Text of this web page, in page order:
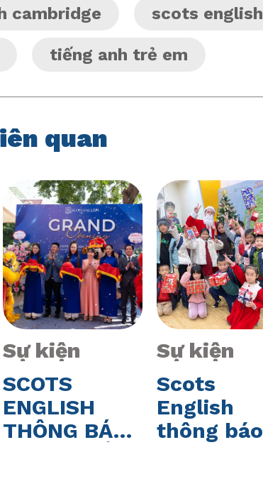
cambridge scots english
tiếng anh trẻ em
quan
Sự kiện
SCOTS
ENGLISH
THÔNG BÁO
Sự kiện
Scots
English
thông báo